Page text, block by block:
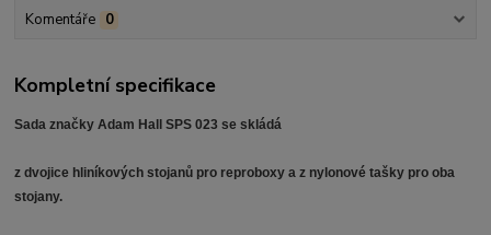
Komentáře 0
Kompletní specifikace
Sada značky Adam Hall SPS 023 se skládá
z dvojice hliníkových stojanů pro reproboxy a z nylonové tašky pro oba
stojany.